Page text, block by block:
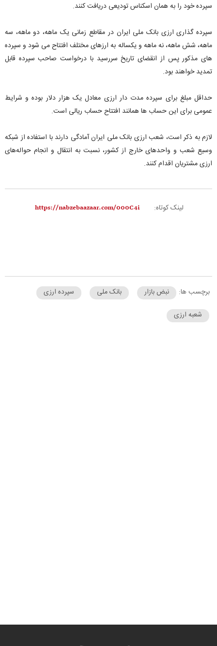
سپرده خود را به همان اسکناس تودیعی دریافت کنند.
سپرده گذاری ارزی بانک ملی ایران در مقاطع زمانی یک ماهه، دو ماهه، سه
ماهه، شش ماهه، نه ماهه و یکساله به ارزهای مختلف افتتاح می شود و سپرده
های مذکور پس از انقضای تاریخ سررسید با درخواست صاحب سپرده قابل
تمدید خواهند بود.
حداقل مبلغ برای سپرده مدت دار ارزی معادل یک هزار دلار بوده و شرایط
عمومی برای این حساب ها همانند افتتاح حساب ریالی است.
لازم به ذکر است، شعب ارزی بانک ملی ایران آمادگی دارند با استفاده از شبکه
وسیع شعب و واحدهای خارج از کشور، نسبت به انتقال و انجام حواله‌های
ارزی مشتریان اقدام کنند.
لینک کوتاه:
برچسب ها: نبض بازار بانک ملی
سپرده ارزی
شعبه ارزی